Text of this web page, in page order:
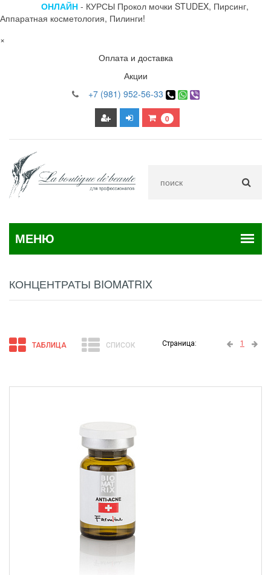
ОНЛАЙН - КУРСЫ Прокол мочки STUDEX, Пирсинг,
Аппаратная косметология, Пилинги!
×
Оплата и доставка
Акции
+7 (981) 952-56-33
0
КОНЦЕНТРАТЫ BIOMATRIX
ТАБЛИЦА СПИСОК Страница: 1